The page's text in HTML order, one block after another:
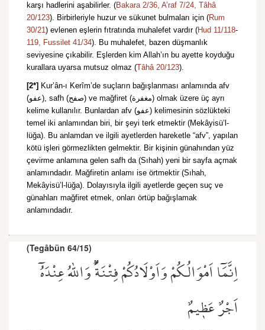
karşı hadlerini aşabilirler. (Bakara 2/36, A’raf 7/24, Tâhâ
20/123). Birbirleriyle huzur ve sükunet bulmaları için (Rum
30/21) evlenen eşlerin fıtratında muhalefet vardır (Hud 11/118-
119, Fussilet 41/34). Bu muhalefet, bazen düşmanlık
seviyesine çıkabilir. Eşlerden kim Allah’ın bu ayette koyduğu
kurallara uyarsa mutsuz olmaz (Tâhâ 20/123).
[2*] Kur’ân-ı Kerîm’de suçların bağışlanması anlamında afv
(عفو), safh (صفح) ve mağfiret (مغفرة) olmak üzere üç ayrı
kelime kullanılır. Bunlardan afv (عفو) kelimesinin sözlükteki
temel iki anlamından biri, bir şeyi terk etmektir (Mekâyisü’l-
lüğa). Bu anlamdan ve ilgili ayetlerden hareketle “afv”, yapılan
kötü işleri görmezlikten gelmektir. Bir kişinin günahından yüz
çevirme anlamına gelen safh da (Sıhah) yeni bir sayfa açmak
anlamındadır. Mağfiretin anlamı ise örtmektir (Sıhah,
Mekâyisü’l-lüğa). Dolayısıyla ilgili ayetlerde geçen suç ve
günahları mağfiret etmek, onları örtüp bağışlamak
anlamındadır.
(Tegâbün 64/15)
اِنَّمَٓا اَمْوَالُكُمْ وَاَوْلَادُكُمْ فِتْنَةٌۜ وَاللّٰهُ عِنْدَهُٓ
اَجْرٌ عَظ۪يمٌ